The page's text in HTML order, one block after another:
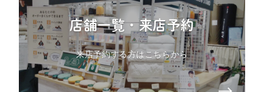
店舗一覧・来店予約
来店予約する方はこちらから